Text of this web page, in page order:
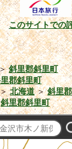
このサイトでの
斜里郡斜里町
郡斜里町
北海道＞斜里
斜里郡斜里町